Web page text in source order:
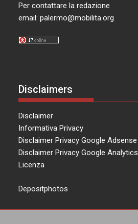
Per contattare la redazione
email:palermo@mobilita.org
Disclaimers
Disclaimer
Informativa Privacy
Disclaimer Privacy Google Adsense
Disclaimer Privacy Google Analytics
Licenza
Depositphotos